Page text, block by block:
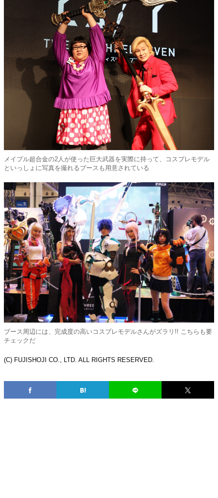
メイプル超合金の2人が使った巨大武器を実際に持って、コスプレモデル
といっしょに写真を撮れるブースも用意されている
ブース周辺には、完成度の高いコスプレモデルさんがズラリ!! こちらも要
チェックだ
(C) FUJISHOJI CO., LTD. ALL RIGHTS RESERVED.